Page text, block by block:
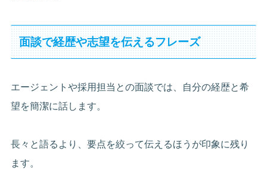
面談で経歴や志望を伝えるフレーズ
エージェントや採用担当との面談では、自分の経歴と希
望を簡潔に話します。
長々と語るより、要点を絞って伝えるほうが印象に残り
ます。